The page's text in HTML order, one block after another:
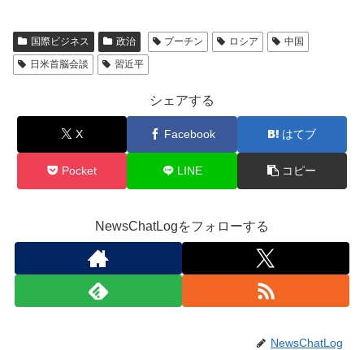
国際ビジネス 政治 プーチン ロシア
中国
日米首脳会談
習近平
シェアする
X Facebook はてブ
Pocket LINE コピー
NewsChatLogをフォローする
NewsChatLog